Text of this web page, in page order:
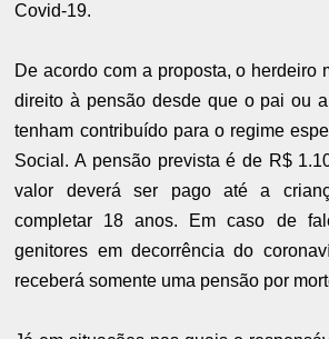
Covid-19.
De acordo com a proposta, o herdeiro
direito à pensão desde que o pai ou
tenham contribuído para o regime
Social. A pensão prevista é de R$
valor deverá ser pago até a
completar 18 anos. Em caso de
genitores em decorrência do
receberá somente uma pensão por